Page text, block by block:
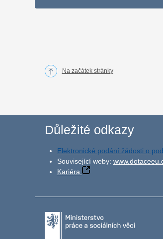
Na začátek stránky
Důležité odkazy
Elektronické podání žádosti o
Související weby:
Kariéra